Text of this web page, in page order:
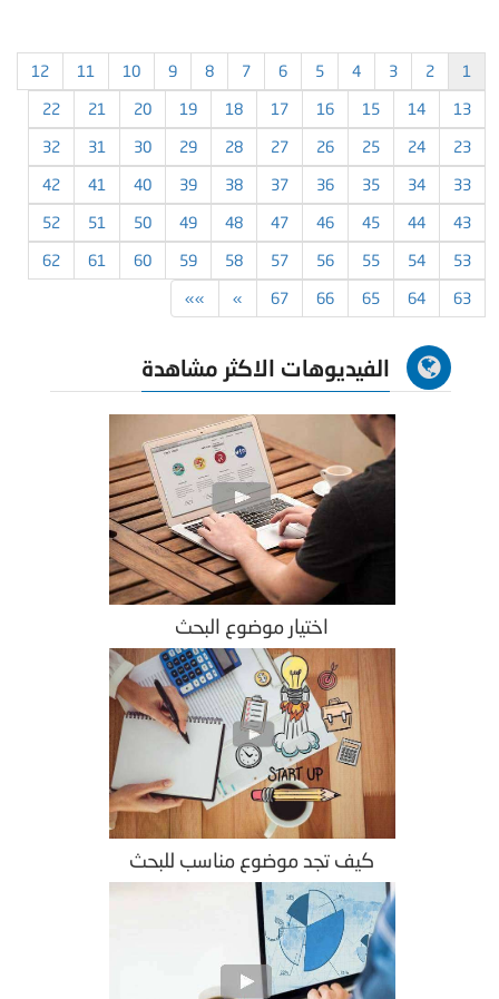
1
2
3
4
5
6
7
8
9
10
11
12
13
14
15
16
17
18
19
20
21
22
23
24
25
26
27
28
29
30
31
32
33
34
35
36
37
38
39
40
41
42
43
44
45
46
47
48
49
50
51
52
53
54
55
56
57
58
59
60
61
62
63
64
65
66
67
»
»»
الفيديوهات الاكثر مشاهدة
اختيار موضوع البحث
كيف تجد موضوع مناسب للبحث